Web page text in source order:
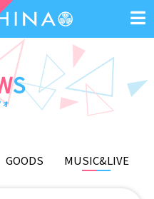
S
ォ
GOODS MUSIC&LIVE